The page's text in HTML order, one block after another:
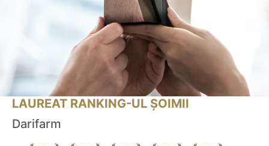
LAUREAT RANKING-UL ȘOIMII
Darifarm